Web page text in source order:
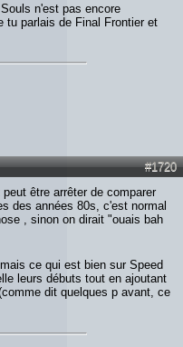
n'est pas encore
tu parlais de Final Frontier et
#1720
être arrêter de comparer
des années 80s, c'est normal
, sinon on dirait "ouais bah
ce qui est bien sur Speed
leurs débuts tout en ajoutant
dit quelques p avant, ce